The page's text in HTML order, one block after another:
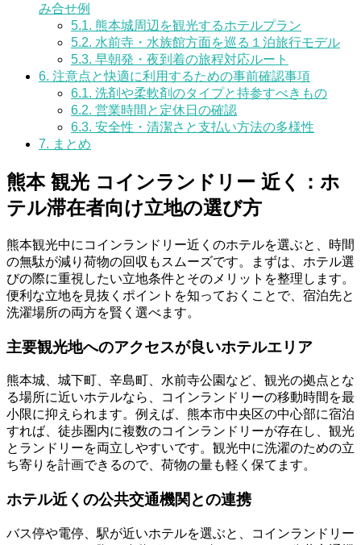
み合せ例
5.1. 熊本城周辺を観光するホテルプラン
5.2. 水前寺・水族館方面を巡る１泊旅行モデル
5.3. 早朝発・夜到着の旅程対応ルート
6. 注意点と快適に利用するための事前確認事項
6.1. 洗剤や柔軟剤のタイプと持参すべきもの
6.2. 営業時間と定休日の確認
6.3. 安全性・清潔さと支払い方法の多様性
7. まとめ
熊本 観光 コインランドリー 近く：ホ
テル滞在者向け立地の選び方
熊本観光中にコインランドリー近くのホテルを選ぶと、時間
の無駄が減り荷物の回収もスムーズです。まずは、ホテル選
びの際に重視したい立地条件とそのメリットを整理します。
便利な立地を見抜くポイントを知っておくことで、宿泊先と
洗濯場所の両方を賢く選べます。
主要観光地へのアクセスが良いホテルエリア
熊本城、城下町、辛島町、水前寺公園など、観光の拠点とな
る場所に近いホテルなら、コインランドリーの移動時間を最
小限に抑えられます。例えば、熊本市中央区の中心部に宿泊
すれば、徒歩圏内に複数のコインランドリーが存在し、観光
とランドリーを両立しやすいです。観光中に洗濯のための立
ち寄りを計画できるので、荷物の量も軽く保てます。
ホテル近くの公共交通機関との連携
バス停や電停、駅が近いホテルを選ぶと、コインランドリー